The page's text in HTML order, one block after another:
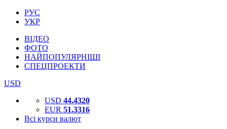
РУС
УКР
ВІДЕО
ФОТО
НАЙПОПУЛЯРНІШІ
СПЕЦПРОЕКТИ
USD
USD 44.4320
EUR 51.3316
Всі курси валют